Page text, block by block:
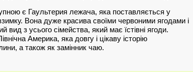
є Гаультерия лежача, яка поставляється у
Вона дуже красива своїми червоними ягодами і
з усього сімейства, який має їстівні ягоди.
Америка, яка довгу і цікаву історію
а також як замінник чаю.